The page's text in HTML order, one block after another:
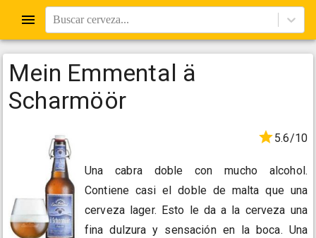
Buscar cerveza...
Mein Emmental ä
Scharmöör
5.6/10
Una cabra doble con mucho alcohol.
Contiene casi el doble de malta que una
cerveza lager. Esto le da a la cerveza una
fina dulzura y sensación en la boca. Una